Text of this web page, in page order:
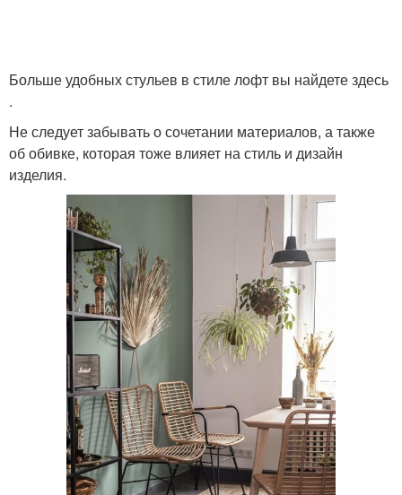
Больше удобных стульев в стиле лофт вы найдете здесь
.
Не следует забывать о сочетании материалов, а также
об обивке, которая тоже влияет на стиль и дизайн
изделия.